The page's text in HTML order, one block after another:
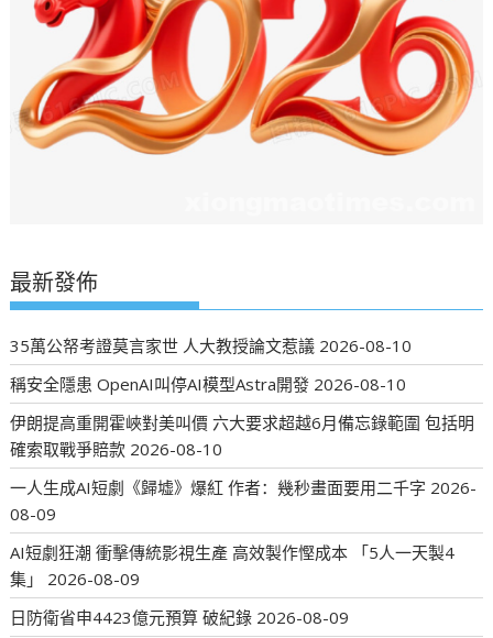
最新發佈
35萬公帑考證莫言家世 人大教授論文惹議 2026-08-10
稱安全隱患 OpenAI叫停AI模型Astra開發 2026-08-10
伊朗提高重開霍峽對美叫價 六大要求超越6月備忘錄範圍 包括明
確索取戰爭賠款 2026-08-10
一人生成AI短劇《歸墟》爆紅 作者：幾秒畫面要用二千字 2026-
08-09
AI短劇狂潮 衝擊傳統影視生產 高效製作慳成本 「5人一天製4
集」
2026-08-09
日防衛省申4423億元預算 破紀錄 2026-08-09